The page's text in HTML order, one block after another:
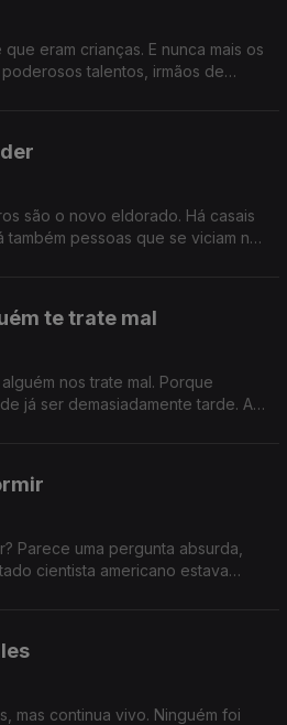
eram crianças. E nunca mais os
talentos, irmãos de
são o novo eldorado. Há casais
também pessoas que se viciam no
te trate mal
nos trate mal. Porque
já ser demasiadamente tarde. A
Parece uma pergunta absurda,
cientista americano estava
mas continua vivo. Ninguém foi